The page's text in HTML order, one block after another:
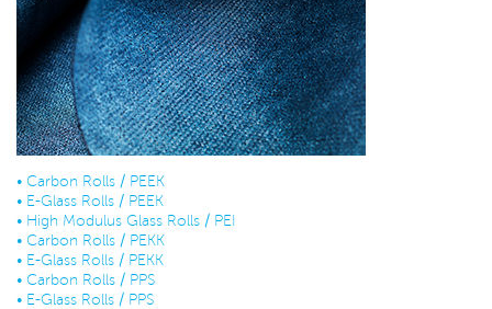
• Carbon Rolls / PEEK
• E-Glass Rolls / PEEK
• High Modulus Glass Rolls / PEI
• Carbon Rolls / PEKK
• E-Glass Rolls / PEKK
• Carbon Rolls / PPS
• E-Glass Rolls / PPS